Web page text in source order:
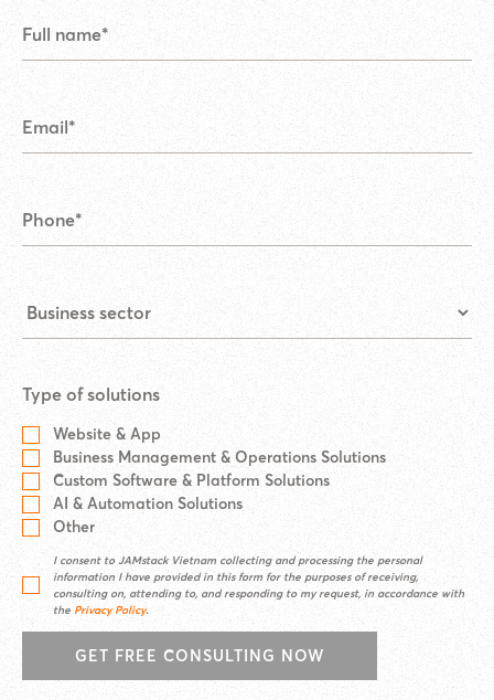
Type of solutions
Website & App
Business Management & Operations Solutions
Custom Software & Platform Solutions
AI & Automation Solutions
Other
I consent to JAMstack Vietnam collecting and processing the personal
information I have provided in this form for the purposes of receiving,
consulting on, attending to, and responding to my request, in accordance with
the Privacy Policy.
GET FREE CONSULTING NOW